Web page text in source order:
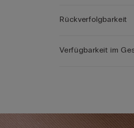
Rückverfolgbarkeit
Verfügbarkeit im